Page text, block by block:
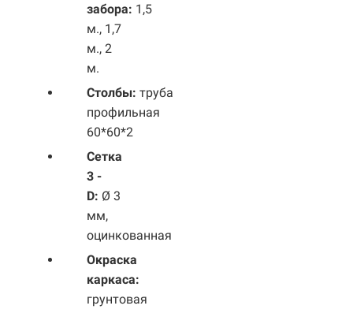
забора: 1,5
м., 1,7
м., 2
м.
Столбы: труба
профильная
60*60*2
Сетка
3 -
D: Ø 3
мм,
оцинкованная
Окраска
каркаса:
грунтовая